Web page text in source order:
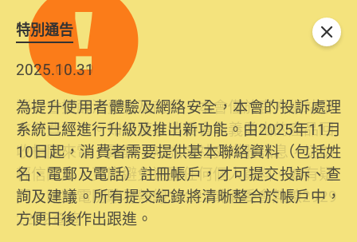
特別通告
2025.10.31
為提升使用者體驗及網絡安全，本會的投訴處理
系統已經進行升級及推出新功能。由2025年11月
10日起，消費者需要提供基本聯絡資料（包括姓
名、電郵及電話）註冊帳戶，才可提交投訴、查
詢及建議。所有提交紀錄將清晰整合於帳戶中，
方便日後作出跟進。
關閉